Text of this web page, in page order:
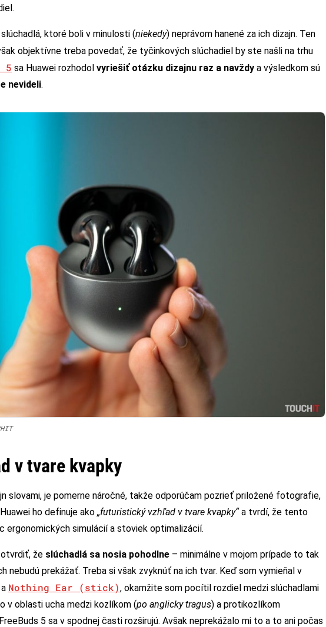
ktoré boli v minulosti (niekedy) neprávom hanené za ich dizajn. Ten
objektívne treba povedať, že tyčinkových slúchadiel by ste našli na trhu
5 sa Huawei rozhodol vyriešiť otázku dizajnu raz a navždy a výsledkom sú
nevideli.
v tvare kvapky
slovami, je pomerne náročné, takže odporúčam pozrieť priložené fotografie,
ho definuje ako „futuristický vzhľad v tvare kvapky“a tvrdí, že tento
ergonomických simulácií a stoviek optimalizácií.
že slúchadlá sa nosia pohodlne – minimálne v mojom prípade to tak
nebudú prekážať. Treba si však zvyknúť na ich tvar. Keď som vymieňal v
a Nothing Ear (stick), okamžite som pocítil rozdiel medzi slúchadlami
v oblasti ucha medzi kozlíkom (po anglicky tragus) a protikozlíkom
5 sa v spodnej časti rozširujú. Avšak neprekážalo mi to a to ani počas